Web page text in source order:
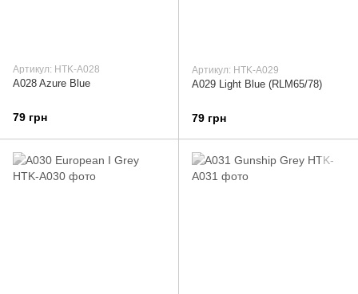
Артикул: HTK-A028
A028 Azure Blue
79 грн
Артикул: HTK-A029
A029 Light Blue (RLM65/78)
79 грн